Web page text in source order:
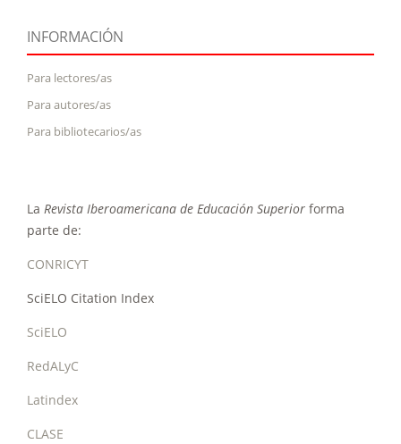
INFORMACIÓN
Para lectores/as
Para autores/as
Para bibliotecarios/as
La Revista Iberoamericana de Educación Superior forma
parte de:
CONRICYT
SciELO Citation Index
SciELO
RedALyC
Latindex
CLASE